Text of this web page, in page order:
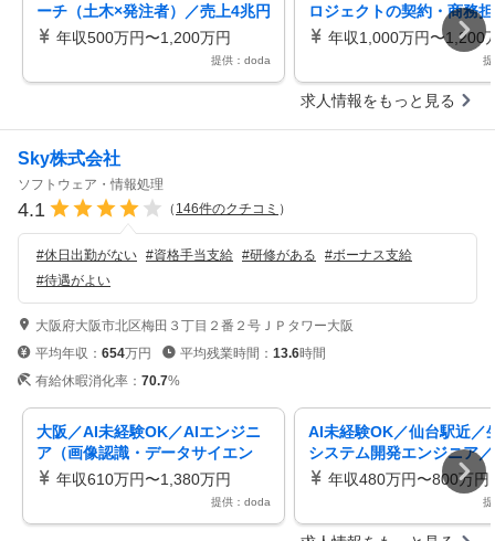
ーチ（土木×発注者）／売上4兆円
規模の関西大手インフラ企業
年収500万円〜1,200万円
提供：doda
ロジェクトの契約・商務
戦力歓迎／フレックス・
年収1,000万円〜1,200
求人情報をもっと見る
Sky株式会社
ソフトウェア・情報処理
4.1 （ 146件のクチコミ ）
#休日出勤がない #資格手当支給 #研修がある #ボーナス支給
#待遇がよい
大阪府大阪市北区梅田３丁目２番２号ＪＰタワー大阪
平均年収： 654万円 平均残業時間： 13.6時間
有給休暇消化率： 70.7%
大阪／AI未経験OK／AIエンジニ
ア（画像認識・データサイエン
ス）／プライム案件9割以上
年収610万円〜1,380万円
提供：doda
AI未経験OK／仙台駅近／
システム開発エンジニア
開発プライム9割以上住宅
年収480万円〜800万円